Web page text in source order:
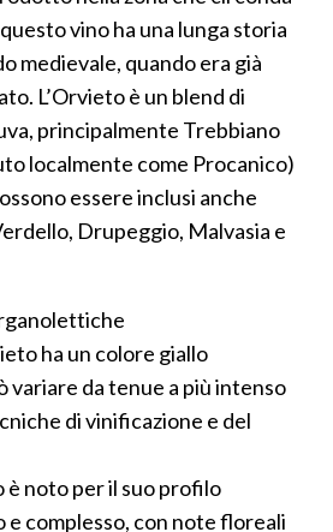
vino ha una lunga storia
medievale, quando era già
L’Orvieto è un blend di
principalmente Trebbiano
localmente come Procanico)
essere inclusi anche
Drupeggio, Malvasia e
ha un colore giallo
variare da tenue a più intenso
di vinificazione e del
è noto per il suo profilo
complesso, con note floreali